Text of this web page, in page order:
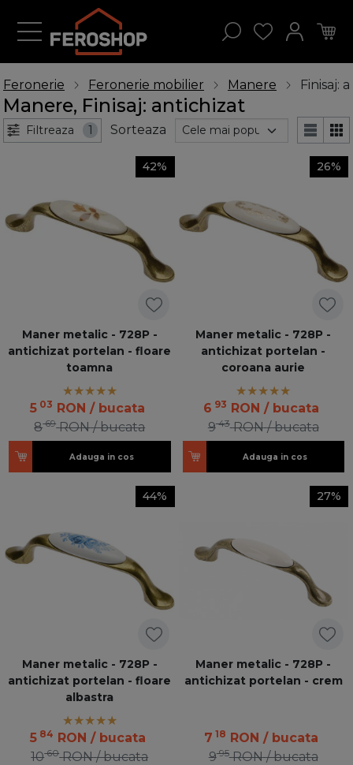
Feronerie Feronerie mobilier Manere Finisaj:
Manere, Finisaj: antichizat
Filtreaza 1 Sorteaza
42%
Maner metalic - 728P -
antichizat portelan - floare
toamna
5 03 RON / bucata
869 RON / bucata
Adauga in cos
26%
Maner metalic - 728P -
antichizat portelan -
coroana aurie
6 93 RON / bucata
943 RON / bucata
Adauga in cos
44%
Maner metalic - 728P -
antichizat portelan - floare
albastra
5 84 RON / bucata
1060 RON / bucata
27%
Maner metalic - 728P -
antichizat portelan - crem
7 18 RON / bucata
995 RON / bucata